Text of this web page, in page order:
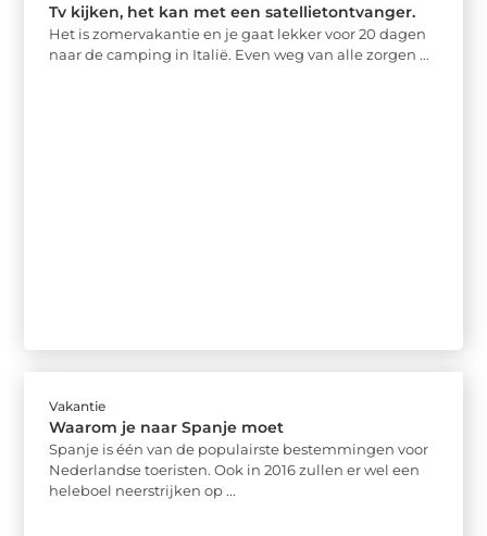
Tv kijken, het kan met een satellietontvanger.
Het is zomervakantie en je gaat lekker voor 20 dagen
naar de camping in Italië. Even weg van alle zorgen ...
Vakantie
Waarom je naar Spanje moet
Spanje is één van de populairste bestemmingen voor
Nederlandse toeristen. Ook in 2016 zullen er wel een
heleboel neerstrijken op ...